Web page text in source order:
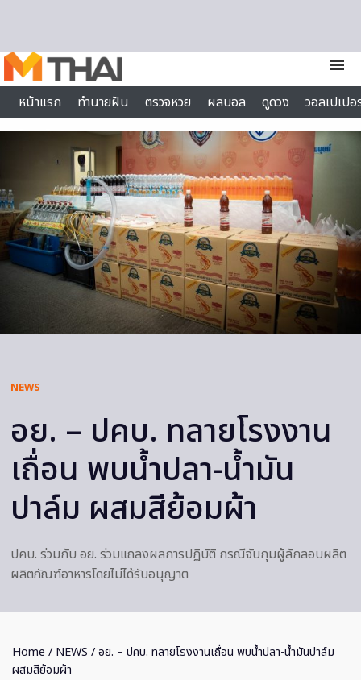
menu
หน้าแรก
ทำนายฝัน ตรวจหวย ผลบอล ดูดวง
วอลเปเป
ไลฟ์สไตล์
NEWS
อย. – ปคบ. ทลายโรงงาน
เถื่อน พบน้ำปลา-น้ำมัน
ปาล์ม ผสมสีย้อมผ้า
ปคบ. ร่วมกับ อย. ร่วมแถลงผลการปฏิบัติ กรณีจับกุมผู้ลักลอบผลิต
ผลิตภัณฑ์อาหารโดยไม่ได้รับอนุญาต
Home / NEWS / อย. – ปคบ. ทลายโรงงานเถื่อน พบน้ำปลา-น้ำมันปาล์ม
ผสมสีย้อมผ้า